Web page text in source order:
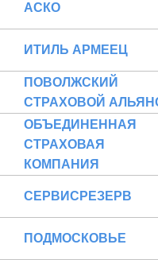
АСКО
ИТИЛЬ АРМЕЕЦ
ПОВОЛЖСКИЙ
СТРАХОВОЙ
ОБЪЕДИНЕННАЯ
СТРАХОВАЯ
КОМПАНИЯ
СЕРВИСРЕЗЕРВ
ПОДМОСКОВЬЕ